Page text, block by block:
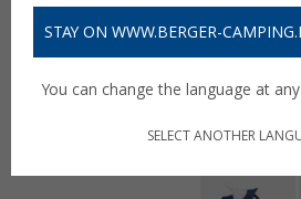
STAY ON WWW.BERGER-
You can change the language at
SELECT ANOTHER